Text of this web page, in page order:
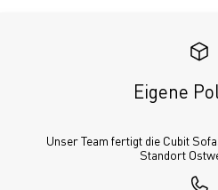
Eigene
Unser Team fertigt die Cubit
Standort